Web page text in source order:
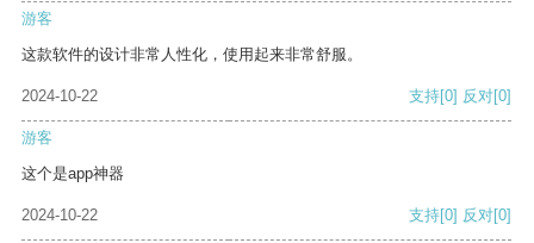
游客
这款软件的设计非常人性化，使用起来非常舒服。
2024-10-22 支持[0] 反对[0]
游客
这个是app神器
2024-10-22 支持[0] 反对[0]